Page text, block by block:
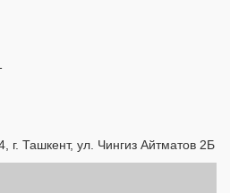
г. Ташкент, ул. Чингиз Айтматов 2Б